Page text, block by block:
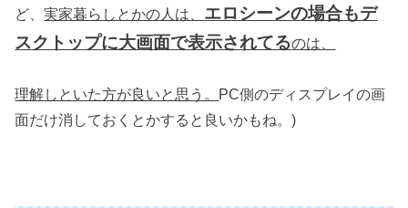
ど、実家暮らしとかの人は、 エロシーンの場合もデ
スクトップに大画面で表示されてるのは、
理解しといた方が良いと思う。 PC側のディスプレイの画
面だけ消しておくとかすると良いかもね。)